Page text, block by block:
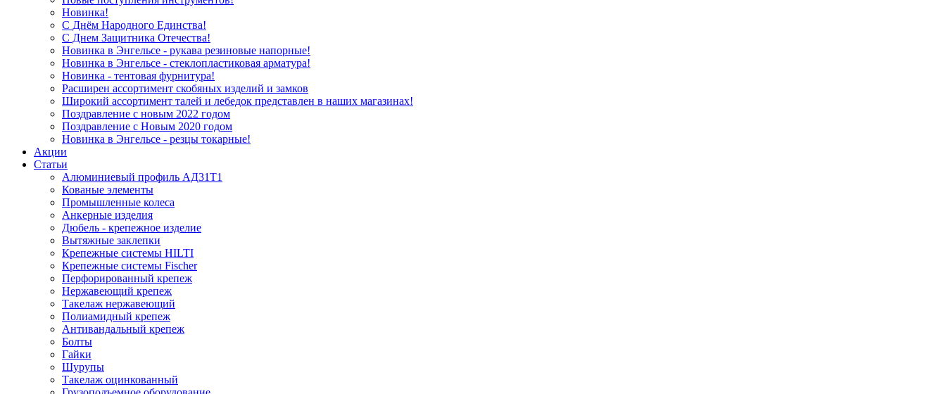
Новинка!
С Днём Народного Единства!
С Днем Защитника Отечества!
Новинка в Энгельсе - рукава резиновые напорные!
Новинка в Энгельсе - стеклопластиковая арматура!
Новинка - тентовая фурнитура!
Расширен ассортимент скобяных изделий и замков
Широкий ассортимент талей и лебедок представлен в наших магазинах!
Поздравление с новым 2022 годом
Поздравление с Новым 2020 годом
Новинка в Энгельсе - резцы токарные!
Акции
Статьи
Алюминиевый профиль АД31Т1
Кованые элементы
Промышленные колеса
Анкерные изделия
Дюбель - крепежное изделие
Вытяжные заклепки
Крепежные системы HILTI
Крепежные системы Fischer
Перфорированный крепеж
Нержавеющий крепеж
Такелаж нержавеющий
Полиамидный крепеж
Антивандальный крепеж
Болты
Гайки
Шурупы
Такелаж оцинкованный